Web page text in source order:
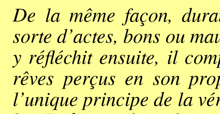
De la même façon,
sorte d’actes, bons ou
y réfléchit ensuite, il
rêves perçus en son
l’unique principe de la